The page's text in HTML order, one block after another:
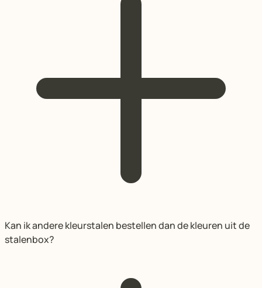
Kan ik andere kleurstalen bestellen dan de kleuren uit de
stalenbox?